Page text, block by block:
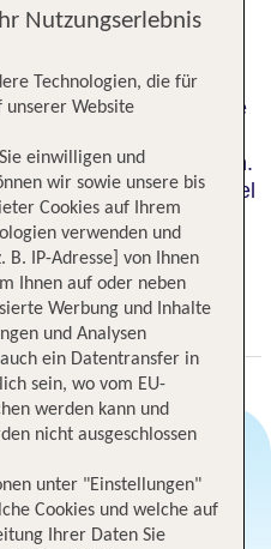
bietet das Crowne
und Suiten, die
Urlaubsreisen eignen.
Road, liegt das Hotel
Road, des Jumeirah
Maritime City.
24/7 TUI Service
Nutzungserlebnis
Technologien, die für
unserer Website
einwilligen und
wir sowie unsere bis
Cookies auf Ihrem
verwenden und
B. IP-Adresse] von Ihnen
Ihnen auf oder neben
Werbung und Inhalte
und Analysen
ein Datentransfer in
sein, wo vom EU-
werden kann und
nicht ausgeschlossen
unter "Einstellungen"
Cookies und welche auf
Ihrer Daten Sie